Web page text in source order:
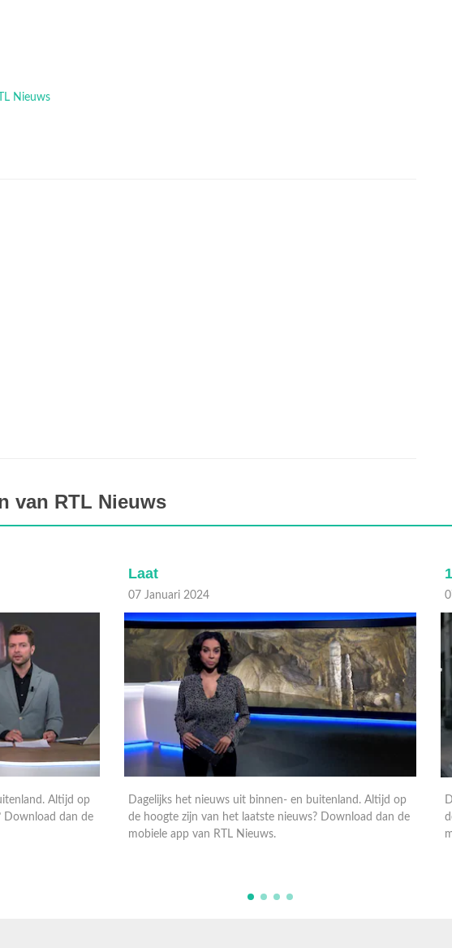
Nieuws
van RTL Nieuws
Altijd op
Download dan de
Laat
07 Januari 2024
Dagelijks het nieuws uit binnen- en buitenland. Altijd op
de hoogte zijn van het laatste nieuws? Download dan de
mobiele app van RTL Nieuws.